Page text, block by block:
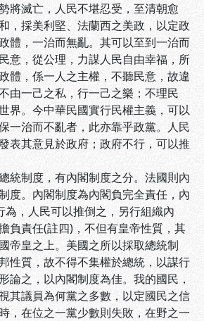
將滅亡，人民不堪忍受，至清朝愈
，採美利堅、法蘭西之美政，以定政
體，一治而無亂。其可以至到一治而
意，從公理，力謀人民自由幸福，所
體，係一人之主權，不聽民意，故違
由一己之私，行一己之樂；不理民
界。今中華民國實行民權主義，可以
一治而不亂者，此亦靠乎政黨。人民
表其意見於政府；政府不行，可以推
統制度，有內閣制度之分。法國則內
度。內閣制度為內閣負完全責任，內
為，人民可以推倒之，另行組織內
負責任(註四)，不但有皇帝性質，其
帝皇之上。美國之所以採取總統制
性質，故不得不集權於總統，以謀行
論之，以內閣制度為佳。我的國民，
其議員為何黨之多數，以定國民之信
，在位之一黨少數則失敗，在野之一